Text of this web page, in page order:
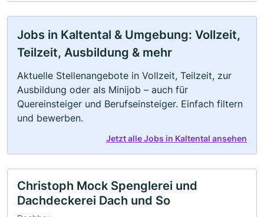
Jobs in Kaltental & Umgebung: Vollzeit,
Teilzeit, Ausbildung & mehr
Aktuelle Stellenangebote in Vollzeit, Teilzeit, zur
Ausbildung oder als Minijob – auch für
Quereinsteiger und Berufseinsteiger. Einfach filtern
und bewerben.
Jetzt alle Jobs in Kaltental ansehen
Christoph Mock Spenglerei und
Dachdeckerei Dach und So